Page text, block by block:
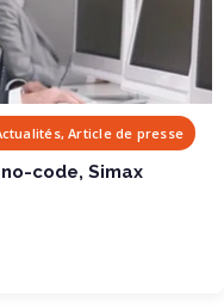
booste son IA
Article de presse
code, Simax